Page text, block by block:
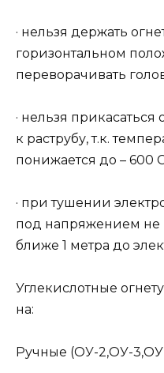
· нельзя держать
горизонтальном
переворачивать
· нельзя
к раструбу, т.к.
понижается до – 600
· при тушении
под напряжением не
ближе 1 метра до
Углекислотные
на:
Ручные (ОУ-2,ОУ-